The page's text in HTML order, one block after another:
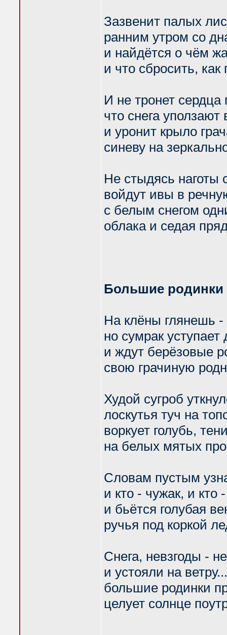
Зазвенит палых
ранним утром со
и найдётся о чём
и что сбросить, как
И не тронет сердца
что снега уползают
и уронит крыло
синеву на
Не стыдясь наготы
войдут ивы в
с белым снегом
облака и седая
Большие родинки
На клёны глянешь
но сумрак уступает
и ждут берёзовые
свою грачиную
Худой сугроб
лоскутья туч на
воркует голубь,
на белых мятых
Словам пустым
и кто - чужак, и кто
и бьётся голубая
ручья под коркой
Снега, невзгоды -
и устояли на ветру...
большие родинки
целует солнце